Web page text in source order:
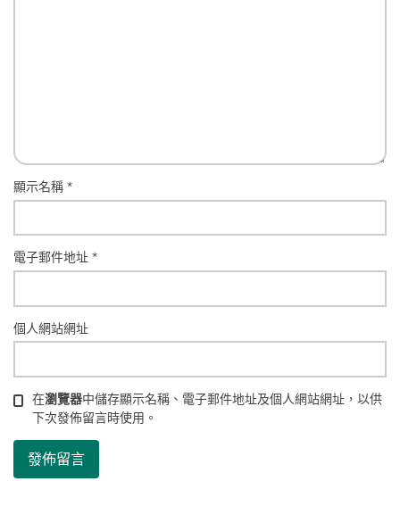
顯示名稱*
電子郵件地址*
個人網站網址
在瀏覽器中儲存顯示名稱、電子郵件地址及個人網站網址，以供
下次發佈留言時使用。